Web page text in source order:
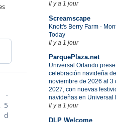
Il y a 1 jour
Screamscape
Knott's Berry Farm -
Today
Il y a 1 jour
ParquePlaza.net
Universal Orlando
celebración navideña
noviembre de 2026 al 3
2027, con nuevas
navideñas en Universal
Il y a 1 jour
DLP Welcome